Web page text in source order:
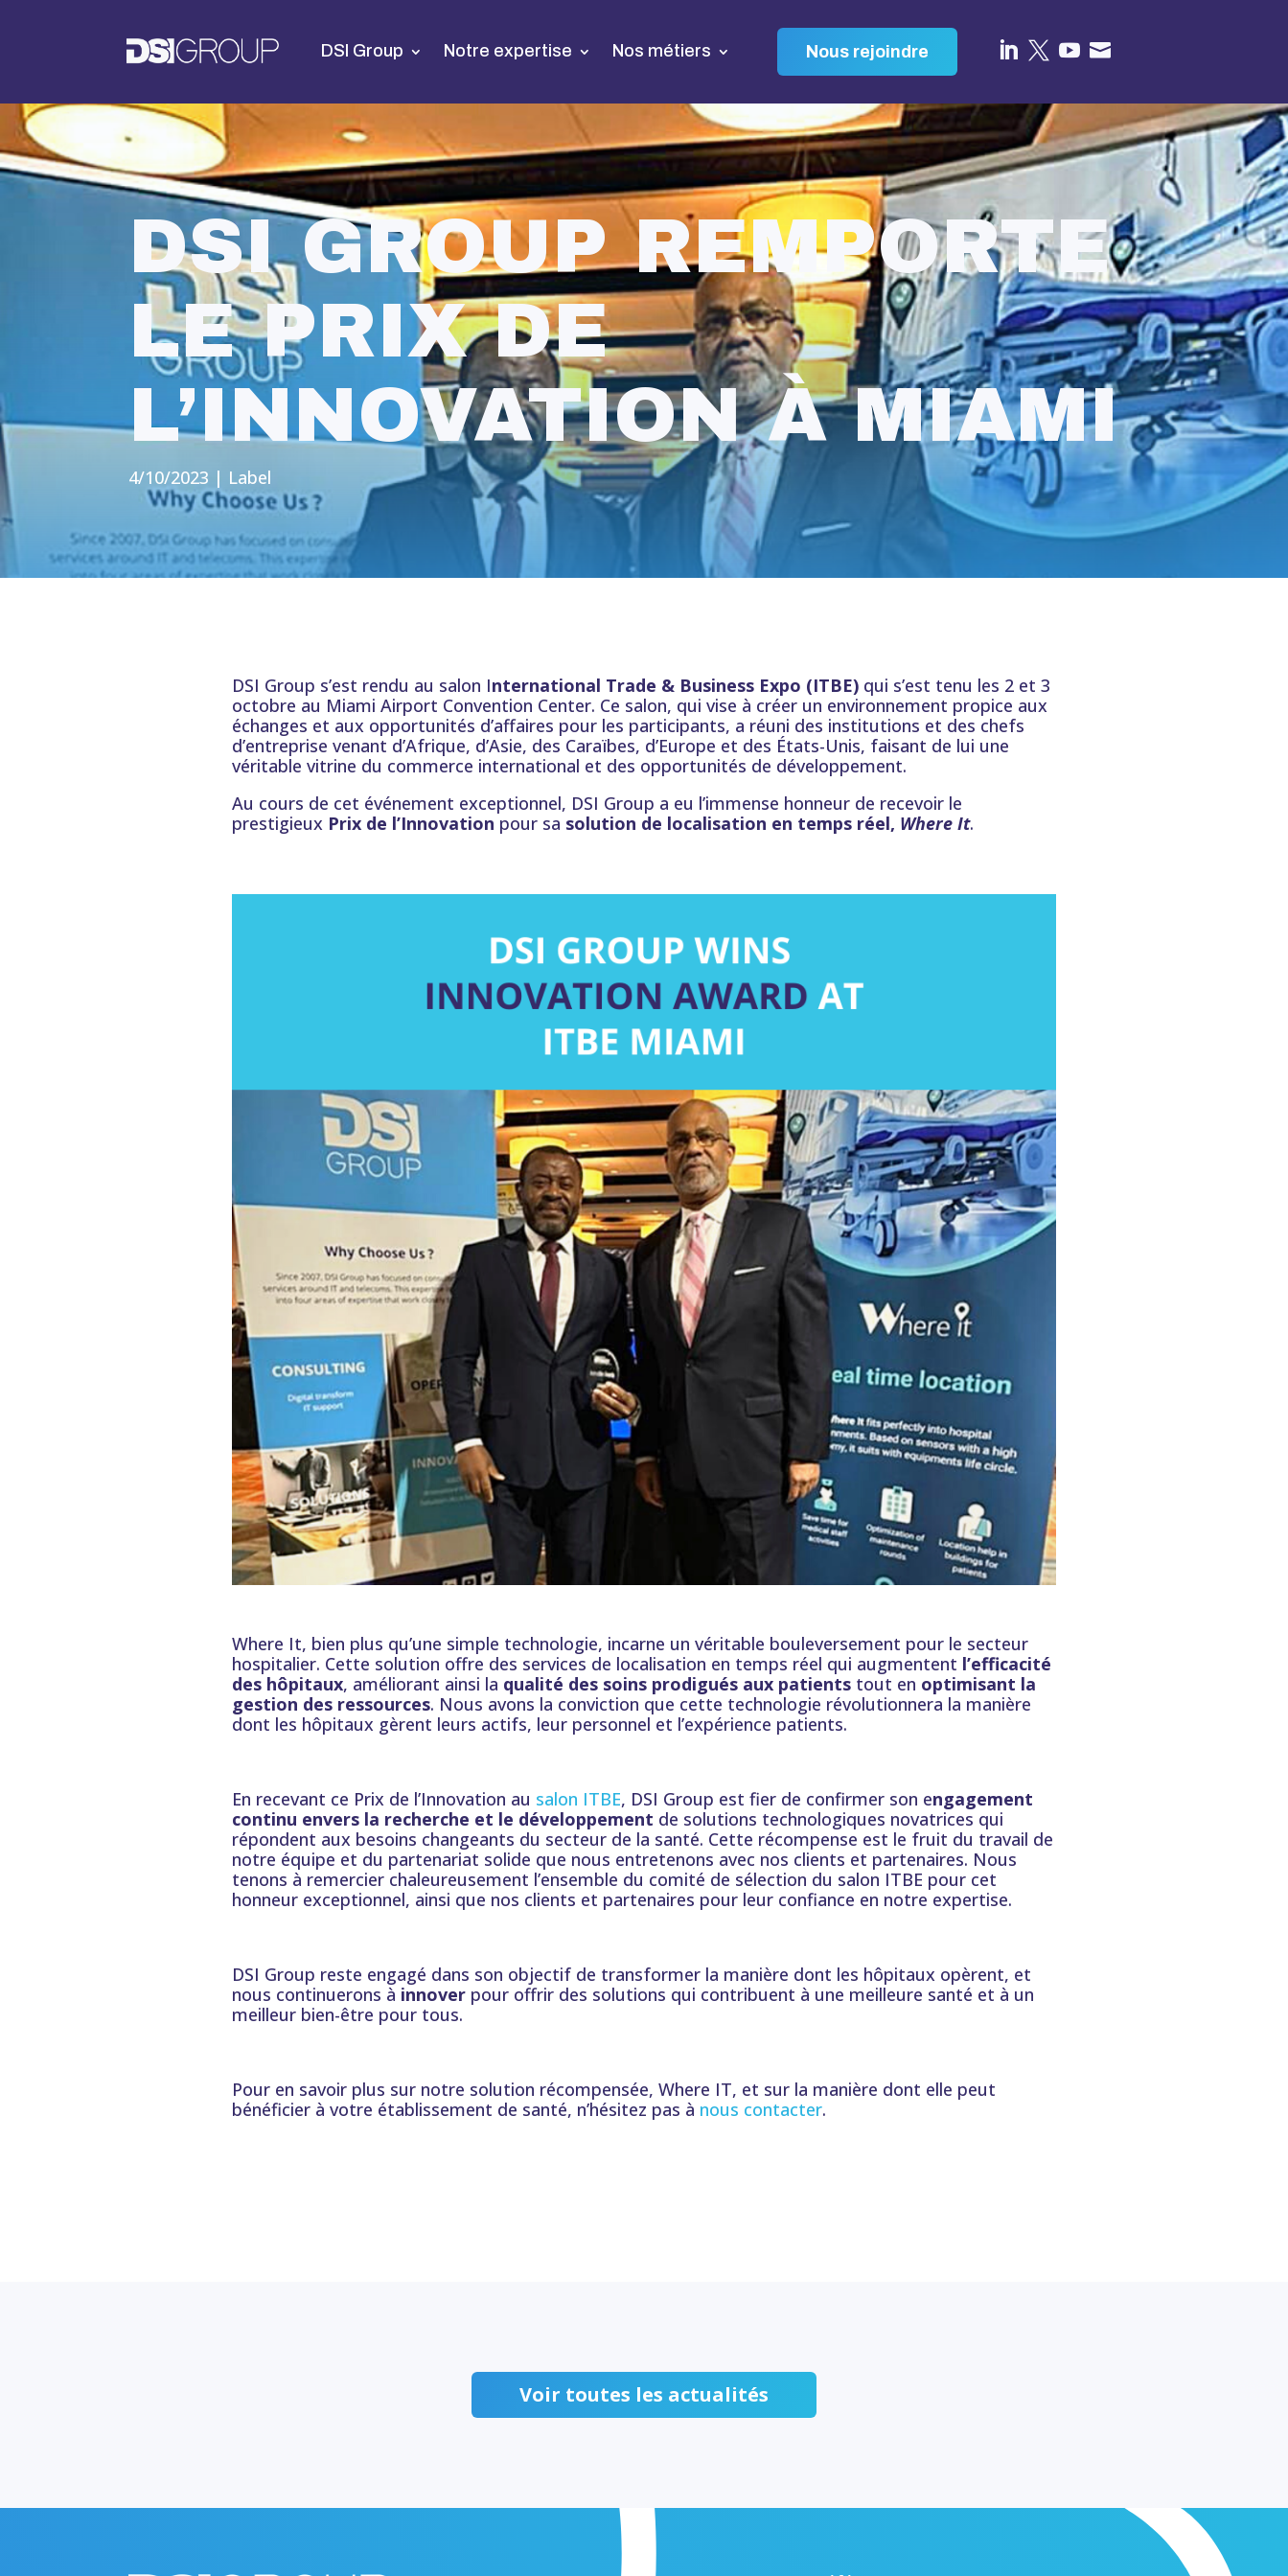
DSI Group Notre expertise Nos métiers Nous rejoindre    
DSI GROUP REMPORTE
LE PRIX DE
L’INNOVATION À MIAMI
4/10/2023 | Label
DSI Group s’est rendu au salon International Trade & Business Expo (ITBE)qui s’est tenu les 2 et 3
octobre au Miami Airport Convention Center. Ce salon, qui vise à créer un environnement propice aux
échanges et aux opportunités d’affaires pour les participants, a réuni des institutions et des chefs
d’entreprise venant d’Afrique, d’Asie, des Caraïbes, d’Europe et des États-Unis, faisant de lui une
véritable vitrine du commerce international et des opportunités de développement.
Au cours de cet événement exceptionnel, DSI Group a eu l’immense honneur de recevoir le
prestigieux Prix de l’Innovation pour sa solution de localisation en temps réel, Where It.
Where It, bien plus qu’une simple technologie, incarne un véritable bouleversement pour le secteur
hospitalier. Cette solution offre des services de localisation en temps réel qui augmentent l’efficacité
des hôpitaux, améliorant ainsi la qualité des soins prodigués aux patientstout en optimisant la
gestion des ressources. Nous avons la conviction que cette technologie révolutionnera la manière
dont les hôpitaux gèrent leurs actifs, leur personnel et l’expérience patients.
En recevant ce Prix de l’Innovation au salon ITBE, DSI Group est fier de confirmer son engagement
continu envers la recherche et le développement de solutions technologiques novatrices qui
répondent aux besoins changeants du secteur de la santé. Cette récompense est le fruit du travail de
notre équipe et du partenariat solide que nous entretenons avec nos clients et partenaires. Nous
tenons à remercier chaleureusement l’ensemble du comité de sélection du salon ITBE pour cet
honneur exceptionnel, ainsi que nos clients et partenaires pour leur confiance en notre expertise.
DSI Group reste engagé dans son objectif de transformer la manière dont les hôpitaux opèrent, et
nous continuerons à innoverpour offrir des solutions qui contribuent à une meilleure santé et à un
meilleur bien-être pour tous.
Pour en savoir plus sur notre solution récompensée, Where IT, et sur la manière dont elle peut
bénéficier à votre établissement de santé, n’hésitez pas à nous contacter.
Voir toutes les actualités